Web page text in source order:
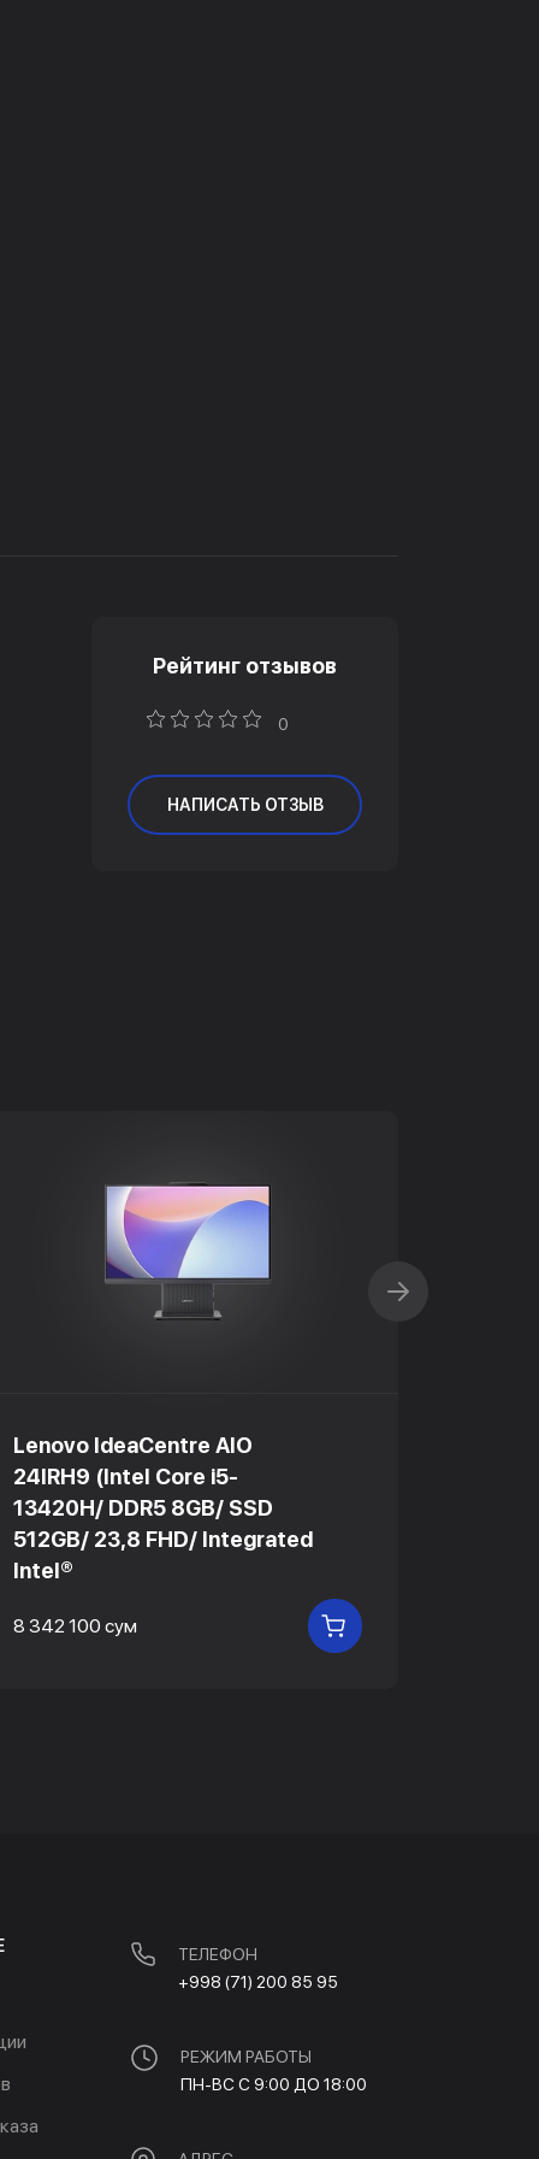
Рейтинг отзывов
0
НАПИСАТЬ ОТЗЫВ
Lenovo IdeaCentre AIO
24IRH9 (Intel Core i5-
13420H/ DDR5 8GB/ SSD
512GB/ 23,8 FHD/ Integrated
Intel®
8 342 100 сум В КОРЗИНУ
ТЕЛЕФОН
+998 (71) 200 85 95
РЕЖИМ РАБОТЫ
ПН-ВС С 9:00 ДО 18:00